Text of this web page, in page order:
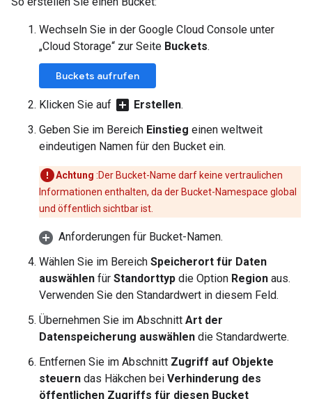
Wechseln Sie in der Google Cloud Console unter
„Cloud Storage“ zur Seite Buckets.
Buckets aufrufen
Klicken Sie auf add_box Erstellen.
Geben Sie im Bereich Einstieg einen weltweit
eindeutigen Namen für den Bucket ein.
Achtung :Der Bucket-Name darf keine vertraulichen
Informationen enthalten, da der Bucket-Namespace global
und öffentlich sichtbar ist.
Anforderungen für Bucket-Namen.
Wählen Sie im Bereich Speicherort für Daten
auswählen für Standorttyp die Option Region aus.
Verwenden Sie den Standardwert in diesem Feld.
Übernehmen Sie im Abschnitt Art der
Datenspeicherung auswählen die Standardwerte.
Entfernen Sie im Abschnitt Zugriff auf Objekte
steuern das Häkchen bei Verhinderung des
öffentlichen Zugriffs für diesen Bucket